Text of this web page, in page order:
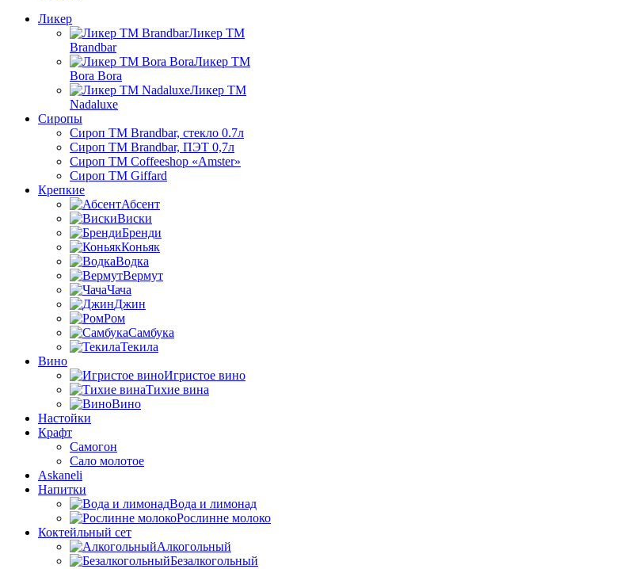
Ликер
Ликер ТМ
Brandbar
Ликер ТМ
Bora Bora
Ликер ТМ
Nadaluxe
Сиропы
Сироп TM Brandbar, стекло 0.7л
Сироп TM Brandbar, ПЭТ 0,7л
Сироп TM Coffeeshop «Amster»
Сироп TM Giffard
Крепкие
Абсент
Виски
Бренди
Коньяк
Водка
Вермут
Чача
Джин
Ром
Самбука
Текила
Вино
Игристое вино
Тихие вина
Вино
Настойки
Крафт
Самогон
Сало молотое
Askaneli
Напитки
Вода и лимонад
Рослинне молоко
Коктейльный сет
Алкогольный
Безалкогольный